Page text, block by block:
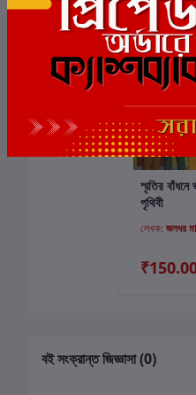
কার্টে
স্মৃতির বাঁধনে
পৃথিবী
লেখক: জলধর
বই সংক্রান্ত জিজ্ঞাসা (0)